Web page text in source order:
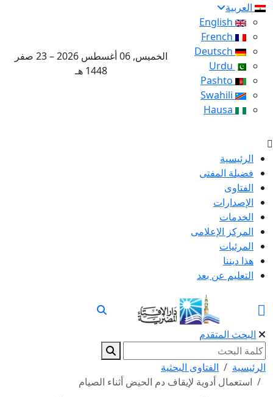
العربية
الخميس, 06 أغسطس 2026 – 23 صفر
1448 هـ
الرئيسية
فضيلة المفتى
الفتاوى
الإصدارات
الخدمات
المركز الإعلامى
المرئيات
هذا ديننا
التعليم عن بعد
البحث المتقدم
الرئيسية
الفتاوى البحثية
استعمال أدوية لإيقاف دم الحيض أثناء الصيام